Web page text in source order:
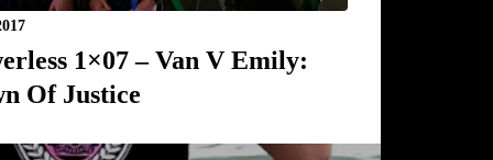
1×07 – Van V Emily:
Of Justice